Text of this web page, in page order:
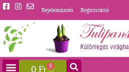
Bejelentkezés Regisztráció
0 Ft 0